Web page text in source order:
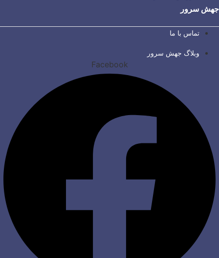
جهش سرور
تماس با ما
وبلاگ جهش سرور
Facebook